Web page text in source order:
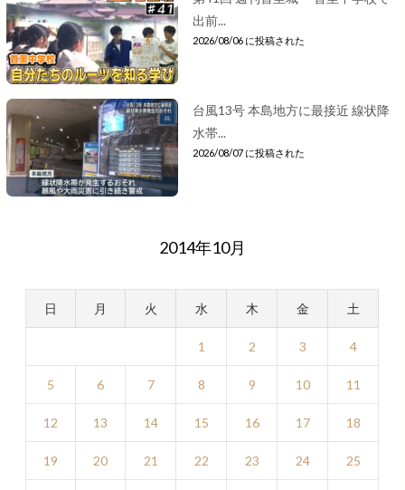
出前...
2026/08/06 に投稿された
台風13号 本島地方に最接近 線状降
水帯...
2026/08/07 に投稿された
2014年10月
日 月 火 水 木 金 土
1 2 3 4
5 6 7 8 9 10 11
12 13 14 15 16 17 18
19 20 21 22 23 24 25